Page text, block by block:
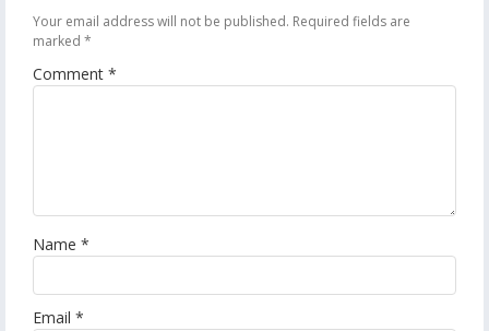
Your email address will not be published. Required fields are
marked *
Comment *
Name *
Email *